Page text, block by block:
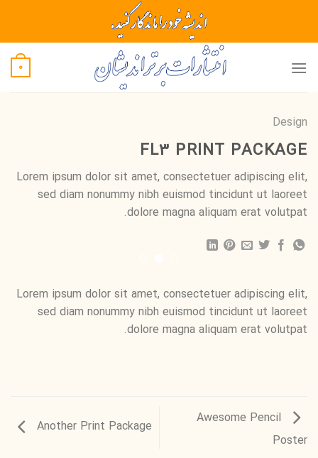
content
0
Design
FL3 PRINT PACKAGE
Lorem ipsum dolor sit amet, consectetuer adipiscing elit,
sed diam nonummy nibh euismod tincidunt ut laoreet
dolore magna aliquam erat volutpat.
Lorem ipsum dolor sit amet, consectetuer adipiscing elit,
sed diam nonummy nibh euismod tincidunt ut laoreet
dolore magna aliquam erat volutpat.
Awesome Pencil
Poster
Another Print Package